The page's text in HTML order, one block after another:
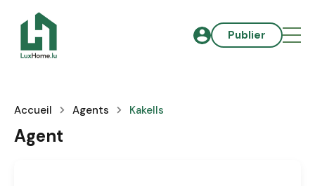
Publier
Accueil Agents Kakells
Agent